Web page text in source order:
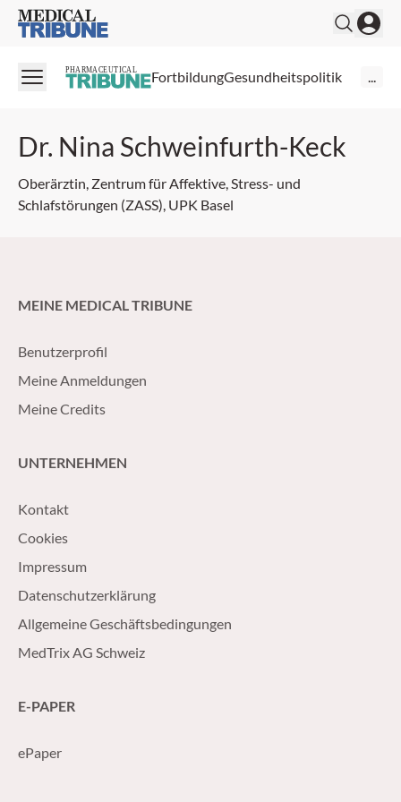
Medical Tribune
PHARMACEUTICAL FortbildungGesundheitspolitik ...
Dr. Nina Schweinfurth-Keck
Oberärztin, Zentrum für Affektive, Stress- und
Schlafstörungen (ZASS), UPK Basel
MEINE MEDICAL TRIBUNE
Benutzerprofil
Meine Anmeldungen
Meine Credits
UNTERNEHMEN
Kontakt
Cookies
Impressum
Datenschutzerklärung
Allgemeine Geschäftsbedingungen
MedTrix AG Schweiz
E-PAPER
ePaper